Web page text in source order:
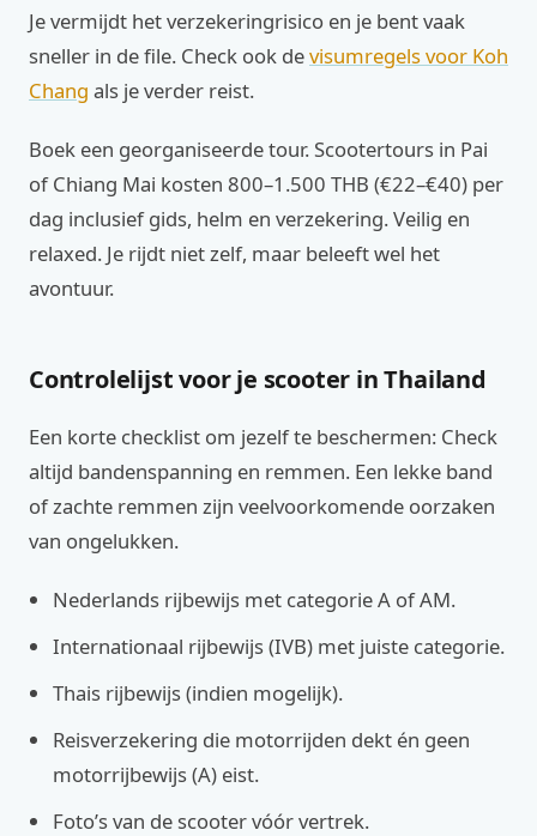
Je vermijdt het verzekeringrisico en je bent vaak
sneller in de file. Check ook devisumregels voor Koh
Chang als je verder reist.
Boek een georganiseerde tour. Scootertours in Pai
of Chiang Mai kosten 800–1.500 THB (€22–€40) per
dag inclusief gids, helm en verzekering. Veilig en
relaxed. Je rijdt niet zelf, maar beleeft wel het
avontuur.
Controlelijst voor je scooter in Thailand
Een korte checklist om jezelf te beschermen: Check
altijd bandenspanning en remmen. Een lekke band
of zachte remmen zijn veelvoorkomende oorzaken
van ongelukken.
Nederlands rijbewijs met categorie A of AM.
Internationaal rijbewijs (IVB) met juiste categorie.
Thais rijbewijs (indien mogelijk).
Reisverzekering die motorrijden dekt én geen
motorrijbewijs (A) eist.
Foto’s van de scooter vóór vertrek.